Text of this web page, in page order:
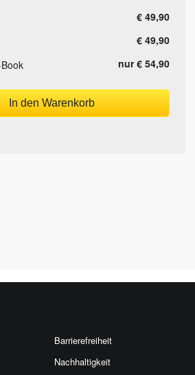
€ 49,90
€ 49,90
nur € 54,90
In den Warenkorb
Barrierefreiheit
Nachhaltigkeit